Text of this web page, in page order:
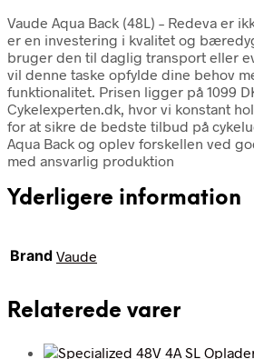
Vaude Aqua Back (48L) – Redeva er
er en investering i kvalitet og
bruger den til daglig transport eller
vil denne taske opfylde dine behov
funktionalitet. Prisen ligger på 1099
Cykelexperten.dk, hvor vi konstant
for at sikre de bedste tilbud på
Aqua Back og oplev forskellen ved
med ansvarlig produktion
Yderligere information
Brand Vaude
Relaterede varer